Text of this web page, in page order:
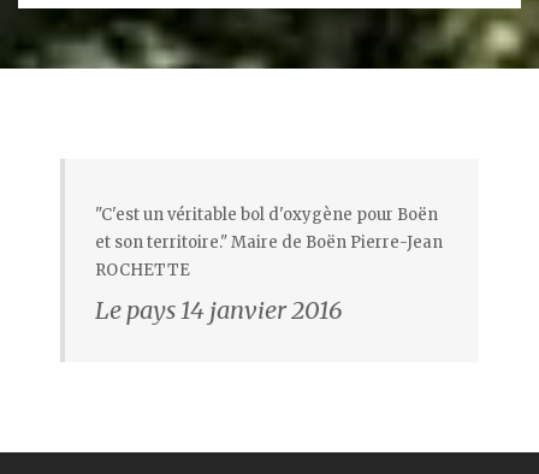
"C'est un véritable bol d'oxygène pour Boën
et son territoire." Maire de Boën Pierre-Jean
ROCHETTE
Le pays 14 janvier 2016